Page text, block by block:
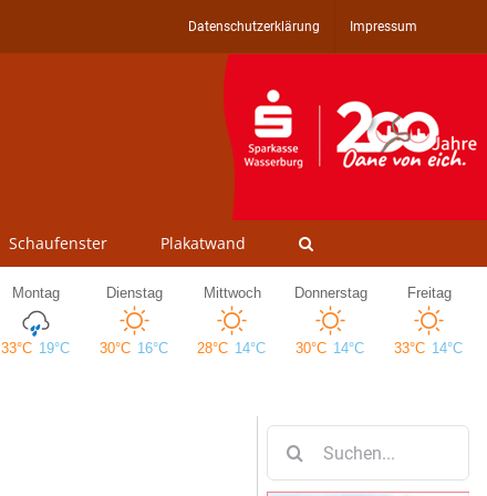
Datenschutzerklärung Impressum
Schaufenster Plakatwand
nach: